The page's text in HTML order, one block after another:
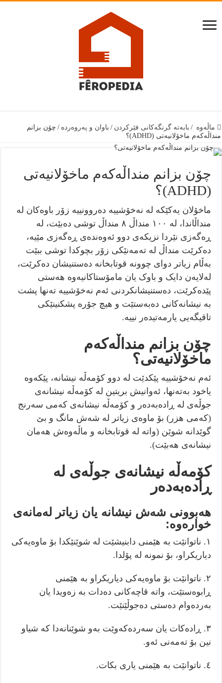
ماڵەوە / بابەتە گرنگەكانى فێركردن / باوان و پەروەردە / چۆن بزانم
منداڵەکەم ماخۆلانیەتی (ADHD)؟
چۆن بزانم منداڵەکەم ماخۆلانیەتی
(ADHD)؟
ماخۆلان یەکێکە لە نەخۆشییە دەروونییە زۆر باوەکان لە
منداڵاندا، لە ١٠٠ منداڵ ٨ منداڵ توشی دەبێت، لە
ڕەگەزی نێردا نزیکەی دوو ئەوەندەی ڕەگەزی مێیە،
دەکرێت منداڵ لە تەمەنێکی زۆر بچوکدا توشی ببێت
بەڵام زیاتر دوای چوونە قوتابخانە دەستنیشان دەکرێت،
لەلایەن دایک و باوک یان مامۆستاکانیەوە هەستی
پێدەکرێت، دەستنیشانکردنی ئەم نەخۆشییە تەنها پشت
بە نیشانەکانی دەبەستێت و هیچ جۆرە پشکنینێکی
تاقیگەیی یارمەتیدەر نییە.
چۆن بزانم منداڵەکەم
ماخۆلانیەتی؟
ئەم نەخۆشییە پێکدێت لە دوو کۆمەڵە نیشانە، پێکەوە
یاخود بەتەنها، ئەوانیش بریتین لە کۆمەڵە نیشانەی
جوڵەی لە ڕادەبەدەر و کۆمەڵە نیشانەی کەمی سەرنج
(کەمی هزر) بۆ ماوەی زیاتر لە شەش مانگ و بێ
گوێدانە شوێن (واتە لە قوتابخانە و ماڵەوەش هەمان
نیشانەی هەبێت).
کۆمەڵە نیشانەی جوڵەی لە
ڕادەبەدەر
هەبوونی شەش نیشانە یان زیاتر لەمانەی
خوارەوە:
١. ناتوانێت بە هێمنی دابنیشێت لە شوێنێکدا بۆ ماوەیەکی
دیاریکراو، بۆ نمونە لە پۆلدا.
٢. ناتوانێت بۆ ماوەیەکی دیاریکراو بە هێمنی
ڕابوەستێت، واتە قاچەکانی دەدات بە زەویدا یان
بەردەوام دەستی دەجوڵێنێت.
٣. ڕادەکات یان سەردەکەوێت بەو شوێنانەدا کە شیاو
نین بۆ تەمەنی ئەو.
٤. ناتوانێت بە هێمنی یاری بکات.